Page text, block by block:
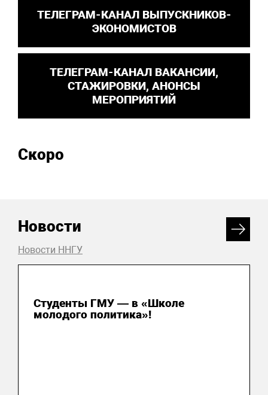
ТЕЛЕГРАМ-КАНАЛ ВЫПУСКНИКОВ-
ЭКОНОМИСТОВ
ТЕЛЕГРАМ-КАНАЛ ВАКАНСИИ,
СТАЖИРОВКИ, АНОНСЫ
МЕРОПРИЯТИЙ
Скоро
Новости
Новости ННГУ
Студенты ГМУ — в «Школе
молодого политика»!